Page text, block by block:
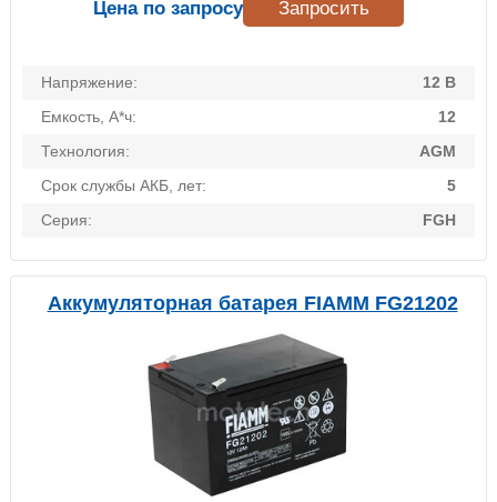
Напряжение:
12 В
Емкость, А*ч:
12
Технология:
AGM
Срок службы АКБ, лет:
5
Серия:
FGH
Цена по запросу Запросить
Аккумуляторная батарея FIAMM FG21202